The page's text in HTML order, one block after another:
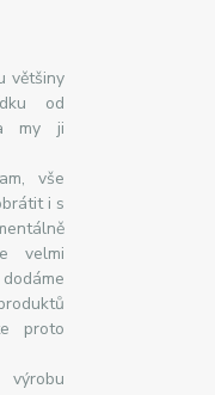
většiny
od
my ji
vše
i s
velmi
proto